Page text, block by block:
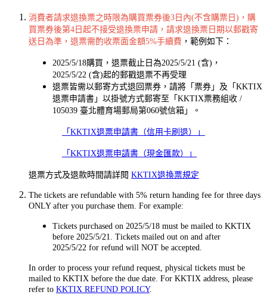
消費者請求退換票之時限為購買票券後3日內(不含購票日)，購
買票券後第4日起不接受退換票申請，請求退換票日期以郵戳寄
送日為準，退票需酌收票面金額5%手續費 ，範例如下：
2025/5/18購買，退票截止日為2025/5/21 (含)，
2025/5/22 (含)起的郵戳退票不再受理
退票皆需以郵寄方式退回票券，請將「票券」及「KKTIX
退票申請書」以掛號方式郵寄至「KKTIX票務組收 /
105039 臺北體育場郵局第060號信箱」。
「KKTIX退票申請書（信用卡刷退）」
「KKTIX退票申請書（現金匯款）」
退票方式及退款時間請詳閱 KKTIX退換票規定
The tickets are refundable with 5% return handing fee for three days
ONLY after you purchase them. For example:
Tickets purchased on 2025/5/18 must be mailed to KKTIX
before 2025/5/21. Tickets mailed out on and after
2025/5/22 for refund will NOT be accepted.
In order to process your refund request, physical tickets must be
mailed to KKTIX before the due date. For KKTIX address, please
refer to KKTIX REFUND POLICY.